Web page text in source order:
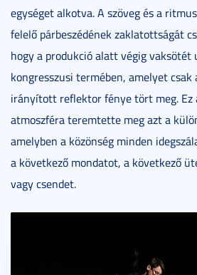
egységet alkotva. A szöveg és a
felelő párbeszédének zaklatottságát
hogy a produkció alatt végig vaksötét
kongresszusi termében, amelyet csak
irányított reflektor fénye tört meg. Ez
atmoszféra teremtette meg azt a
amelyben a közönség minden
a következő mondatot, a következő
vagy csendet.